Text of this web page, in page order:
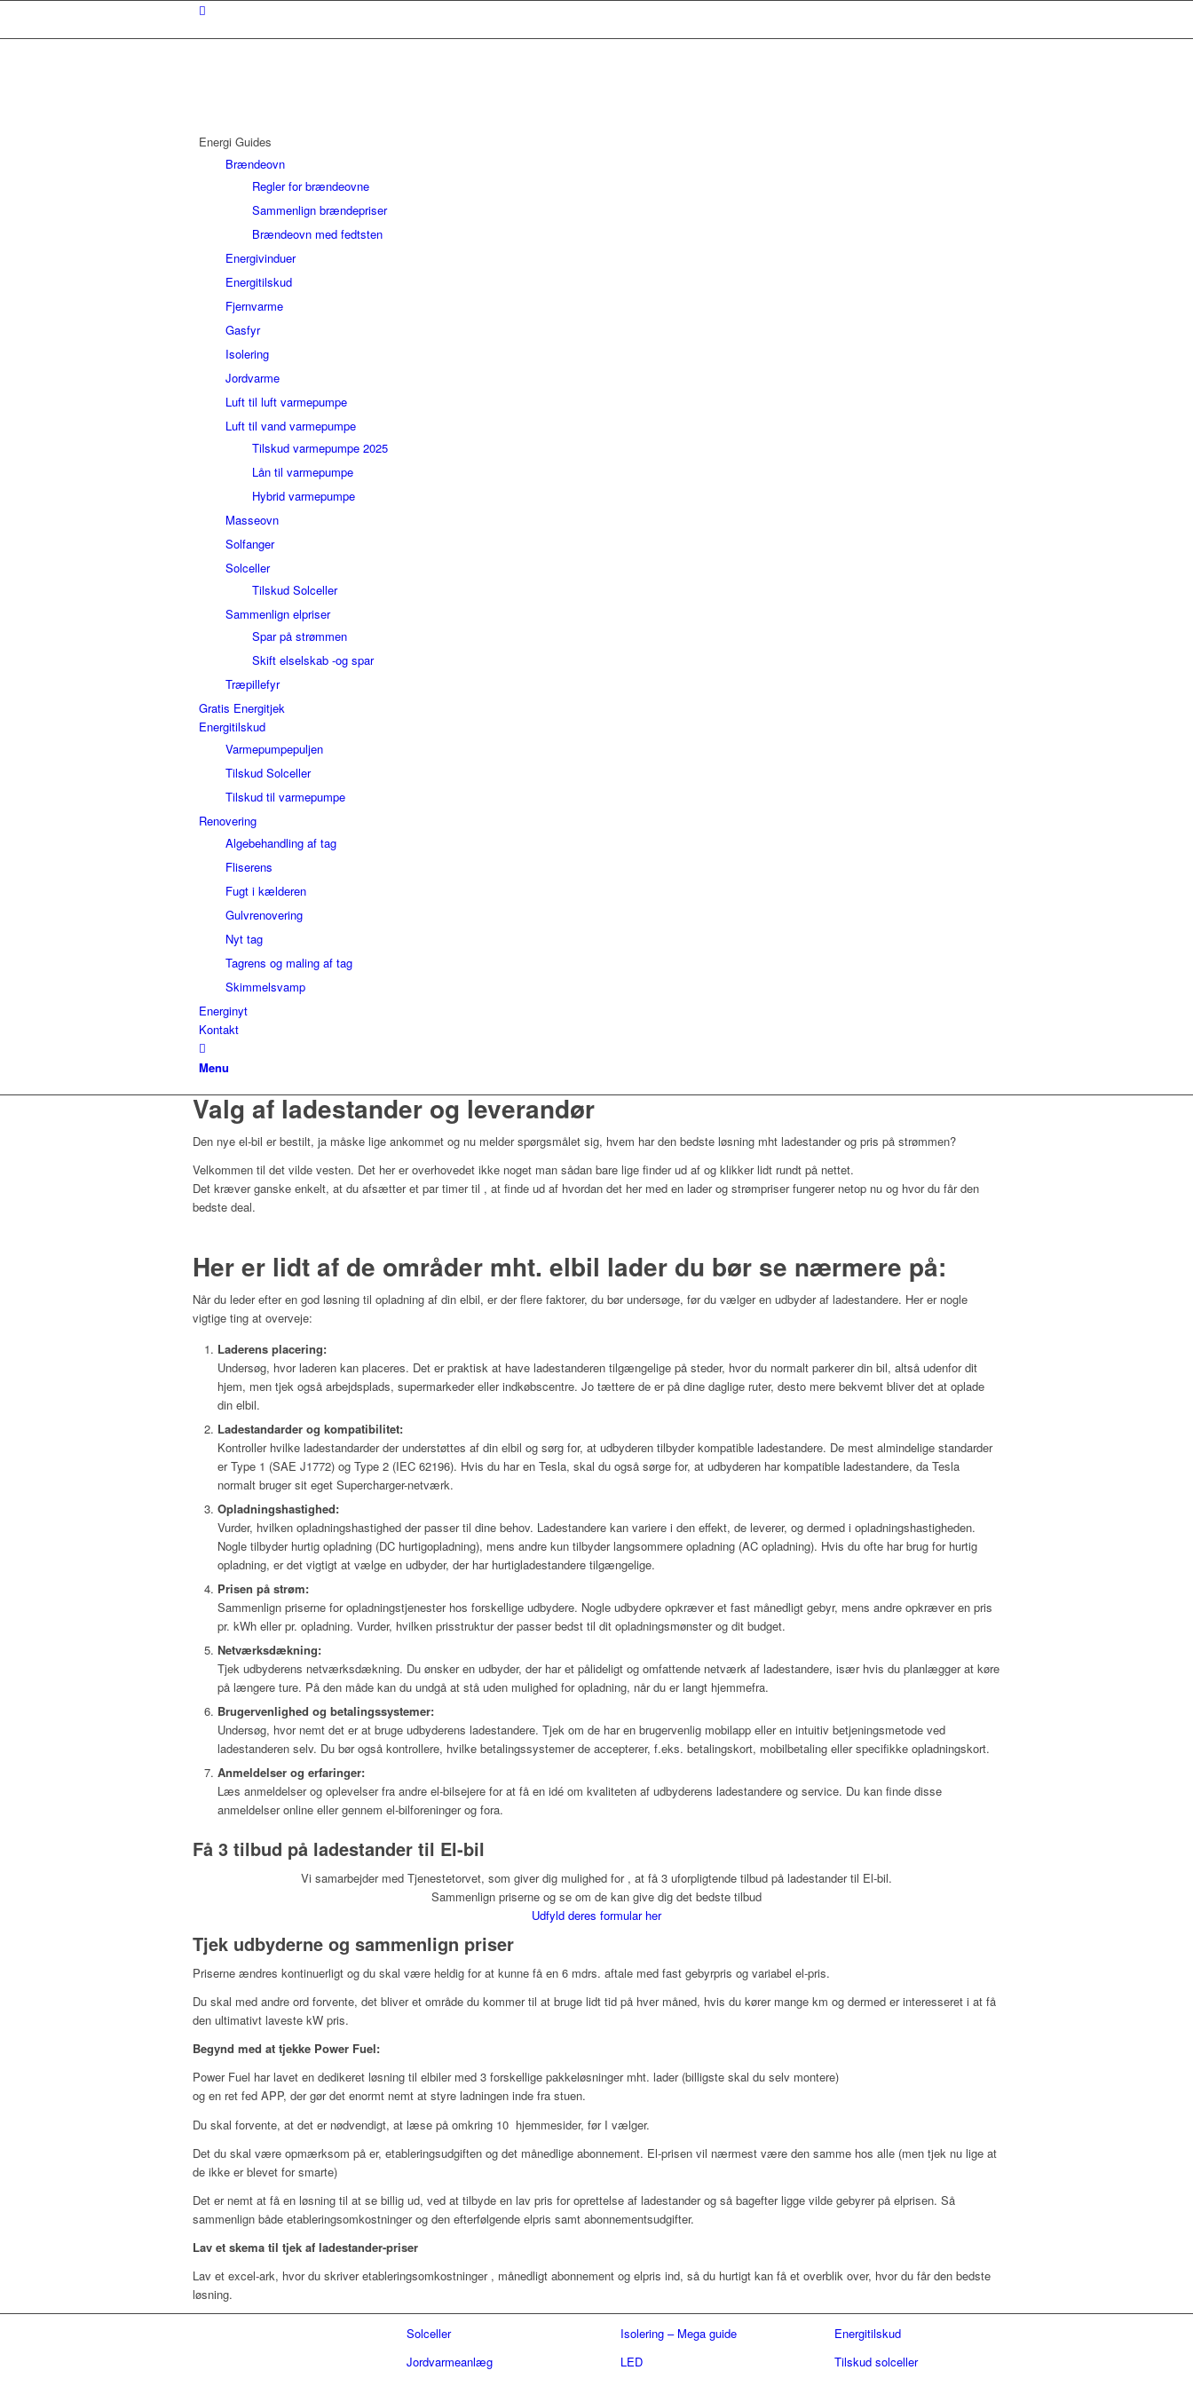
Energi Guides
Brændeovn
Regler for brændeovne
Sammenlign brændepriser
Brændeovn med fedtsten
Energivinduer
Energitilskud
Fjernvarme
Gasfyr
Isolering
Jordvarme
Luft til luft varmepumpe
Luft til vand varmepumpe
Tilskud varmepumpe 2025
Lån til varmepumpe
Hybrid varmepumpe
Masseovn
Solfanger
Solceller
Tilskud Solceller
Sammenlign elpriser
Spar på strømmen
Skift elselskab -og spar
Træpillefyr
Gratis Energitjek
Energitilskud
Varmepumpepuljen
Tilskud Solceller
Tilskud til varmepumpe
Renovering
Algebehandling af tag
Fliserens
Fugt i kælderen
Gulvrenovering
Nyt tag
Tagrens og maling af tag
Skimmelsvamp
Energinyt
Kontakt
Menu
Valg af ladestander og leverandør
Den nye el-bil er bestilt, ja måske lige ankommet og nu melder spørgsmålet sig, hvem har den bedste løsning mht ladestander og pris på strømmen?
Velkommen til det vilde vesten. Det her er overhovedet ikke noget man sådan bare lige finder ud af og klikker lidt rundt på nettet.
Det kræver ganske enkelt, at du afsætter et par timer til , at finde ud af hvordan det her med en lader og strømpriser fungerer netop nu og hvor du får den
bedste deal.
Her er lidt af de områder mht. elbil lader du bør se nærmere på:
Når du leder efter en god løsning til opladning af din elbil, er der flere faktorer, du bør undersøge, før du vælger en udbyder af ladestandere. Her er nogle
vigtige ting at overveje:
Laderens placering:
Undersøg, hvor laderen kan placeres. Det er praktisk at have ladestanderen tilgængelige på steder, hvor du normalt parkerer din bil, altså udenfor dit
hjem, men tjek også arbejdsplads, supermarkeder eller indkøbscentre. Jo tættere de er på dine daglige ruter, desto mere bekvemt bliver det at oplade
din elbil.
Ladestandarder og kompatibilitet:
Kontroller hvilke ladestandarder der understøttes af din elbil og sørg for, at udbyderen tilbyder kompatible ladestandere. De mest almindelige standarder
er Type 1 (SAE J1772) og Type 2 (IEC 62196). Hvis du har en Tesla, skal du også sørge for, at udbyderen har kompatible ladestandere, da Tesla
normalt bruger sit eget Supercharger-netværk.
Opladningshastighed:
Vurder, hvilken opladningshastighed der passer til dine behov. Ladestandere kan variere i den effekt, de leverer, og dermed i opladningshastigheden.
Nogle tilbyder hurtig opladning (DC hurtigopladning), mens andre kun tilbyder langsommere opladning (AC opladning). Hvis du ofte har brug for hurtig
opladning, er det vigtigt at vælge en udbyder, der har hurtigladestandere tilgængelige.
Prisen på strøm:
Sammenlign priserne for opladningstjenester hos forskellige udbydere. Nogle udbydere opkræver et fast månedligt gebyr, mens andre opkræver en pris
pr. kWh eller pr. opladning. Vurder, hvilken prisstruktur der passer bedst til dit opladningsmønster og dit budget.
Netværksdækning:
Tjek udbyderens netværksdækning. Du ønsker en udbyder, der har et pålideligt og omfattende netværk af ladestandere, især hvis du planlægger at køre
på længere ture. På den måde kan du undgå at stå uden mulighed for opladning, når du er langt hjemmefra.
Brugervenlighed og betalingssystemer:
Undersøg, hvor nemt det er at bruge udbyderens ladestandere. Tjek om de har en brugervenlig mobilapp eller en intuitiv betjeningsmetode ved
ladestanderen selv. Du bør også kontrollere, hvilke betalingssystemer de accepterer, f.eks. betalingskort, mobilbetaling eller specifikke opladningskort.
Anmeldelser og erfaringer:
Læs anmeldelser og oplevelser fra andre el-bilsejere for at få en idé om kvaliteten af udbyderens ladestandere og service. Du kan finde disse
anmeldelser online eller gennem el-bilforeninger og fora.
Få 3 tilbud på ladestander til El-bil
Vi samarbejder med Tjenestetorvet, som giver dig mulighed for , at få 3 uforpligtende tilbud på ladestander til El-bil.
Sammenlign priserne og se om de kan give dig det bedste tilbud
Udfyld deres formular her
Tjek udbyderne og sammenlign priser
Priserne ændres kontinuerligt og du skal være heldig for at kunne få en 6 mdrs. aftale med fast gebyrpris og variabel el-pris.
Du skal med andre ord forvente, det bliver et område du kommer til at bruge lidt tid på hver måned, hvis du kører mange km og dermed er interesseret i at få
den ultimativt laveste kW pris.
Begynd med at tjekke Power Fuel:
Power Fuel har lavet en dedikeret løsning til elbiler med 3 forskellige pakkeløsninger mht. lader (billigste skal du selv montere)
og en ret fed APP, der gør det enormt nemt at styre ladningen inde fra stuen.
Du skal forvente, at det er nødvendigt, at læse på omkring 10 hjemmesider, før I vælger.
Det du skal være opmærksom på er, etableringsudgiften og det månedlige abonnement. El-prisen vil nærmest være den samme hos alle (men tjek nu lige at
de ikke er blevet for smarte)
Det er nemt at få en løsning til at se billig ud, ved at tilbyde en lav pris for oprettelse af ladestander og så bagefter ligge vilde gebyrer på elprisen. Så
sammenlign både etableringsomkostninger og den efterfølgende elpris samt abonnementsudgifter.
Lav et skema til tjek af ladestander-priser
Lav et excel-ark, hvor du skriver etableringsomkostninger , månedligt abonnement og elpris ind, så du hurtigt kan få et overblik over, hvor du får den bedste
løsning.
Solceller
Jordvarmeanlæg
Isolering – Mega guide
LED
Energitilskud
Tilskud solceller